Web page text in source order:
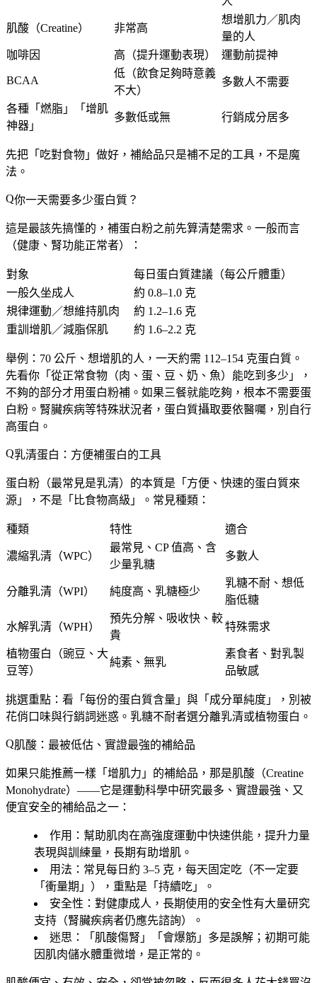
肌酸（Creatine） 非常高
想增肌力／肌肉
量的人
咖啡因
高（提升運動表現） 運動前提神
BCAA
低（飲食足夠時意義
不大）
多數人不需要
各種「燃脂」「增肌
神器」
多數低或無 行銷成分居多
先把「吃對食物」做好，補給品只是補不足的工具，不是魔
法。
你一天需要多少蛋白質？
這是最該先搞懂的，補蛋白粉之前先算清楚需求。一般而言
（健康、腎功能正常者）：
對象
每日蛋白質建議（每公斤體重）
一般久坐成人
約 0.8–1.0 克
規律運動／想維持肌肉
約 1.2–1.6 克
重訓增肌／減脂保肌
約 1.6–2.2 克
舉例：70 公斤、想增肌的人，一天約需 112–154 克蛋白質。
先看你「從正常食物（肉、蛋、豆、奶、魚）能吃到多少」，
不夠的部分才用蛋白粉補。如果三餐就能吃夠，根本不需要蛋
白粉。腎臟疾病等特殊狀況者，蛋白質攝取要依醫囑，別自行
高蛋白。
乳清蛋白：方便補蛋白的工具
蛋白粉（最常見是乳清）的本質是「方便、快速的蛋白質來
源」，不是「比食物高級」。常見種類：
種類 特性 適合
濃縮乳清（WPC）
最常見、CP 值高、含
少量乳糖
多數人
分離乳清（WPI） 純度高、乳糖極少
乳糖不耐、想低
脂低糖
水解乳清（WPH）
預先分解、吸收快、較
貴
特殊需求
植物蛋白（豌豆、大
豆等）
純素、無乳
素食者、對乳製
品敏感
挑選重點：看「每份的蛋白質含量」與「成分單純度」，別被
花俏口味與行銷詞迷惑。乳糖不耐者選分離乳清或植物蛋白。
肌酸：最被低估、實證最強的補給品
如果只能推薦一樣「增肌力」的補給品，那是肌酸（Creatine
Monohydrate） ——它是運動科學中研究最多、實證最強、又
便宜安全的補給品之一：
作用 ：幫助肌肉在高強度運動中快速供能，提升力量
表現與訓練量，長期有助增肌。
用法 ：常見每日約 3–5 克，每天固定吃（不一定要
「衝量期」），重點是「持續吃」。
安全性 ：對健康成人，長期使用的安全性有大量研究
支持（腎臟疾病者仍應先諮詢）。
迷思 ：「肌酸傷腎」「會爆筋」多是誤解；初期可能
因肌肉儲水體重微增，是正常的。